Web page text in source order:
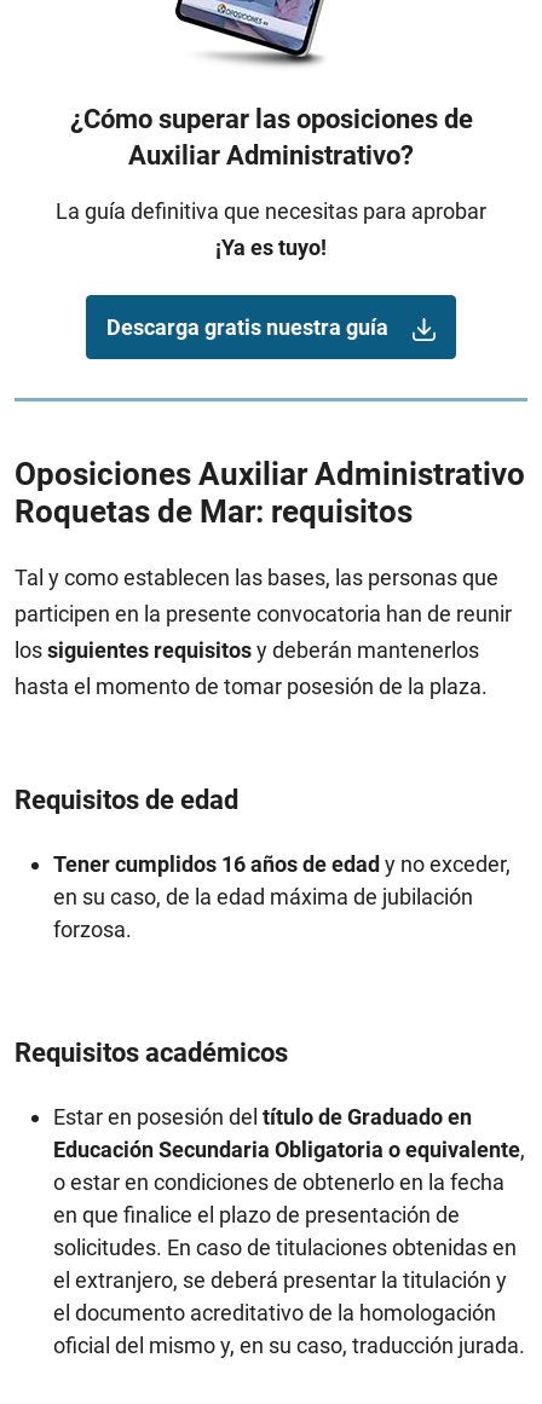
¿Cómo superar las oposiciones de
Auxiliar Administrativo?
La guía definitiva que necesitas para aprobar
¡Ya es tuyo!
Descarga gratis nuestra guía
Oposiciones Auxiliar Administrativo
Roquetas de Mar: requisitos
Tal y como establecen las bases, las personas que
participen en la presente convocatoria han de reunir
lossiguientes requisitosy deberán mantenerlos
hasta el momento de tomar posesión de la plaza.
Requisitos de edad
Tener cumplidos 16 años de edady no exceder,
en su caso, de la edad máxima de jubilación
forzosa.
Requisitos académicos
Estar en posesión del título de Graduado en
Educación Secundaria Obligatoria o equivalente,
o estar en condiciones de obtenerlo en la fecha
en que finalice el plazo de presentación de
solicitudes. En caso de titulaciones obtenidas en
el extranjero, se deberá presentar la titulación y
el documento acreditativo de la homologación
oficial del mismo y, en su caso, traducción jurada.